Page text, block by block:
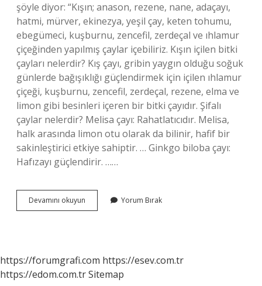
şöyle diyor: “Kışın; anason, rezene, nane, adaçayı,
hatmi, mürver, ekinezya, yeşil çay, keten tohumu,
ebegümeci, kuşburnu, zencefil, zerdeçal ve ıhlamur
çiçeğinden yapılmış çaylar içebiliriz. Kışın içilen bitki
çayları nelerdir? Kış çayı, gribin yaygın olduğu soğuk
günlerde bağışıklığı güçlendirmek için içilen ıhlamur
çiçeği, kuşburnu, zencefil, zerdeçal, rezene, elma ve
limon gibi besinleri içeren bir bitki çayıdır. Şifalı
çaylar nelerdir? Melisa çayı: Rahatlatıcıdır. Melisa,
halk arasında limon otu olarak da bilinir, hafif bir
sakinleştirici etkiye sahiptir. … Ginkgo biloba çayı:
Hafızayı güçlendirir. ……
Devamını okuyun
Çayı
Yorum Bırak
https://forumgrafi.com https://esev.com.tr
https://edom.com.trSitemap